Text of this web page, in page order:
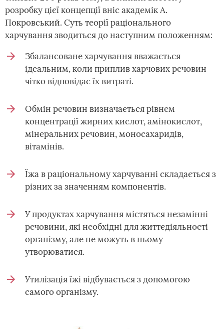
розробку цієї концепції вніс академік А.
Покровський. Суть теорії раціонального
харчування зводиться до наступним положенням:
Збалансоване харчування вважається
ідеальним, коли приплив харчових речовин
чітко відповідає їх витраті.
Обмін речовин визначається рівнем
концентрації жирних кислот, амінокислот,
мінеральних речовин, моносахаридів,
вітамінів.
Їжа в раціональному харчуванні складається з
різних за значенням компонентів.
У продуктах харчування містяться незамінні
речовини, які необхідні для життєдіяльності
організму, але не можуть в ньому
утворюватися.
Утилізація їжі відбувається з допомогою
самого організму.